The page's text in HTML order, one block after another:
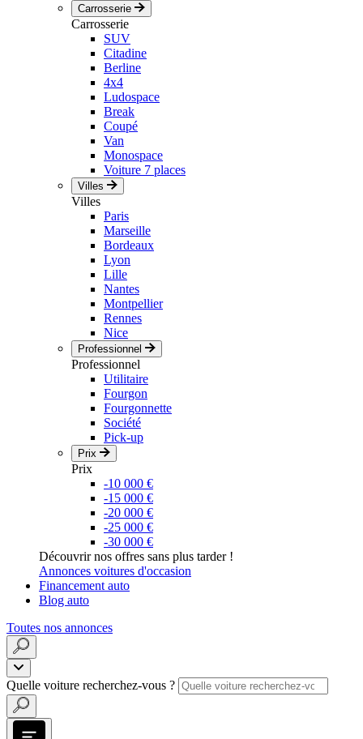
Carrosserie
Carrosserie
SUV
Citadine
Berline
4x4
Ludospace
Break
Coupé
Van
Monospace
Voiture 7 places
Villes
Villes
Paris
Marseille
Bordeaux
Lyon
Lille
Nantes
Montpellier
Rennes
Nice
Professionnel
Professionnel
Utilitaire
Fourgon
Fourgonnette
Société
Pick-up
Prix
Prix
-10 000 €
-15 000 €
-20 000 €
-25 000 €
-30 000 €
Découvrir nos offres sans plus tarder !
Annonces voitures d'occasion
Financement auto
Blog auto
Toutes nos annonces
Quelle voiture recherchez-vous ?